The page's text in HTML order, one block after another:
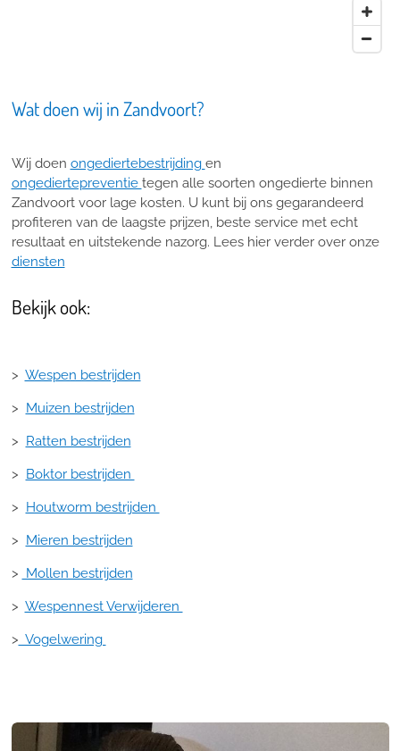
Wat doen wij in Zandvoort?
Wij doen ongediertebestrijding en
ongediertepreventie tegen alle soorten ongedierte binnen
Zandvoort voor lage kosten. U kunt bij ons gegarandeerd
profiteren van de laagste prijzen, beste service met echt
resultaat en uitstekende nazorg. Lees hier verder over onze
diensten
Bekijk ook:
> Wespen bestrijden
> Muizen bestrijden
> Ratten bestrijden
> Boktor bestrijden
> Houtworm bestrijden
> Mieren bestrijden
> Mollen bestrijden
> Wespennest Verwijderen
> Vogelwering